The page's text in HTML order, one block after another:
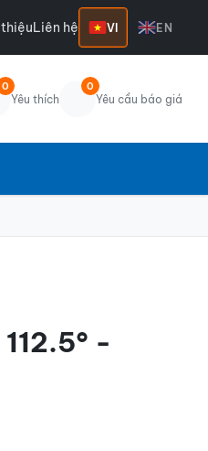
Liên hệ VI EN
0
Yêu thích
0
Yêu cầu báo giá
-